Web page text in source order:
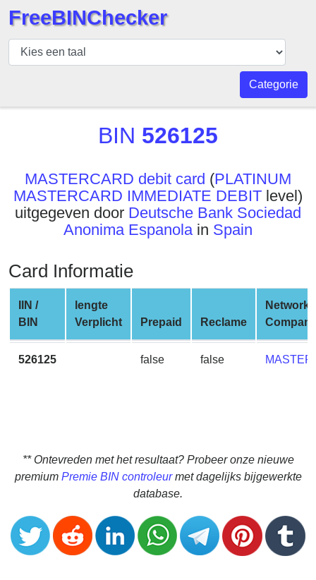
BIN
Controleur
API
BIN
Generator
Checker
v2
BIN
CC
Generator
from
Banks
Credit
Card
Random
Credit
Card
FreeBINChecker
Categorie
BIN 526125
MASTERCARD debit card (PLATINUM
MASTERCARD IMMEDIATE DEBIT level)
uitgegeven door Deutsche Bank Sociedad
Anonima Espanolain Spain
Card Informatie
IIN /
BIN
lengte
Verplicht
Prepaid Reclame
Network
526125 false false
** Ontevreden met het resultaat? Probeer onze nieuwe
premium Premie BIN controleurmet dagelijks bijgewerkte
database.